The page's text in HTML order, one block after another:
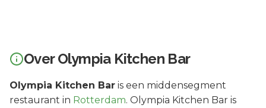
OverOlympia Kitchen Bar
Olympia Kitchen Bar is een middensegment
restaurant in Rotterdam. Olympia Kitchen Bar is